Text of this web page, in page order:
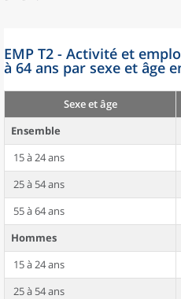
EMP T2 - Activité et
à 64 ans par sexe et âge
Sexe et âge
Ensemble
15 à 24 ans
25 à 54 ans
55 à 64 ans
Hommes
15 à 24 ans
25 à 54 ans